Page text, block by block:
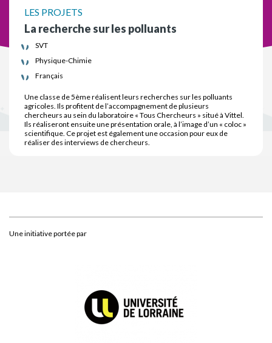
LES PROJETS
La recherche sur les polluants
SVT
Physique-Chimie
Français
Une classe de 5ème réalisent leurs recherches sur les polluants
agricoles. Ils profitent de l’accompagnement de plusieurs
chercheurs au sein du laboratoire « Tous Chercheurs » situé à Vittel.
Ils réaliseront ensuite une présentation orale, à l’image d’un « coloc »
scientifique. Ce projet est également une occasion pour eux de
réaliser des interviews de chercheurs.
Une initiative portée par